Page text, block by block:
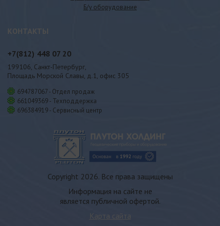
Б/у оборудование
КОНТАКТЫ
+7(812) 448 07 20
199106, Санкт-Петербург,
Площадь Морской Славы, д.1, офис 305
694787067 - Отдел продаж
661049369 - Техподдержка
696384919 - Сервисный центр
Copyright 2026. Все права защищены
Информация на сайте не
является публичной офертой.
Карта сайта